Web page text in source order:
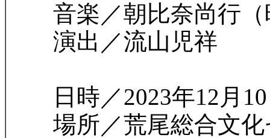
音楽／朝比奈尚行（
演出／流山児祥
日時／2023年12月
場所／荒尾総合文化